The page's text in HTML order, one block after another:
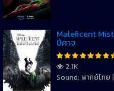
Maleficent
ปีศาจ
2.1K
Sound: พากย์ไทย